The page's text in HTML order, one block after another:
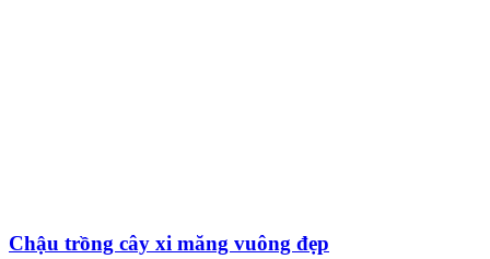
Chậu trồng cây xi măng vuông đẹp